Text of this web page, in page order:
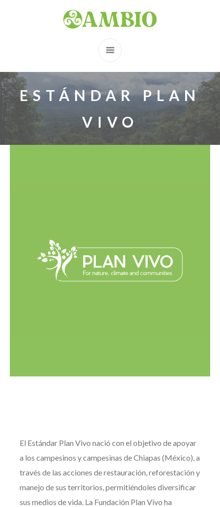
ESTÁNDAR PLAN
VIVO
El Estándar Plan Vivo nació con el objetivo de apoyar
a los campesinos y campesinas de Chiapas (México), a
través de las acciones de restauración, reforestación y
manejo de sus territorios, permitiéndoles diversificar
sus medios de vida. La Fundación Plan Vivo ha